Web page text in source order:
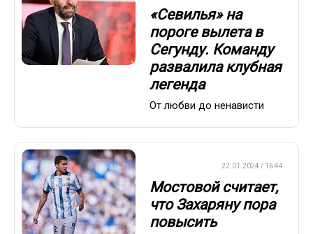
«Севилья» на
пороге вылета в
Сегунду. Команду
развалила клубная
легенда
От любви до ненависти
22.01.2024 / 16:44
Мостовой считает,
что Захаряну пора
повысить